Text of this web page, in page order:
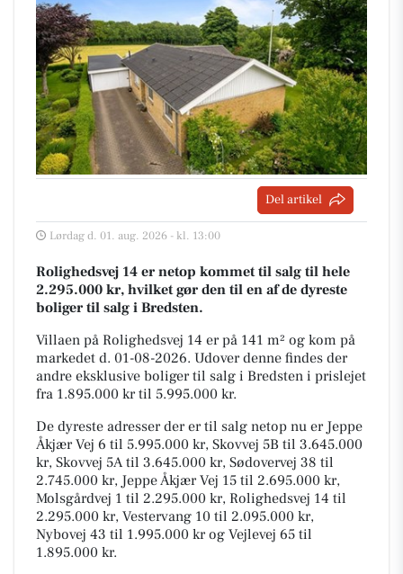
Del artikel
Lørdag d. 01. aug. 2026 - kl. 13:00
Rolighedsvej 14 er netop kommet til salg til hele
2.295.000 kr, hvilket gør den til en af de dyreste
boliger til salg i Bredsten.
Villaen på Rolighedsvej 14 er på 141 m² og kom på
markedet d. 01-08-2026. Udover denne findes der
andre eksklusive boliger til salg i Bredsten i prislejet
fra 1.895.000 kr til 5.995.000 kr.
De dyreste adresser der er til salg netop nu er Jeppe
Åkjær Vej 6 til 5.995.000 kr, Skovvej 5B til 3.645.000
kr, Skovvej 5A til 3.645.000 kr, Sødovervej 38 til
2.745.000 kr, Jeppe Åkjær Vej 15 til 2.695.000 kr,
Molsgårdvej 1 til 2.295.000 kr, Rolighedsvej 14 til
2.295.000 kr, Vestervang 10 til 2.095.000 kr,
Nybovej 43 til 1.995.000 kr og Vejlevej 65 til
1.895.000 kr.